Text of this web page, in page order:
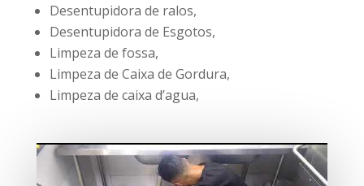
Desentupidora de ralos,
Desentupidora de Esgotos,
Limpeza de fossa,
Limpeza de Caixa de Gordura,
Limpeza de caixa d’agua,